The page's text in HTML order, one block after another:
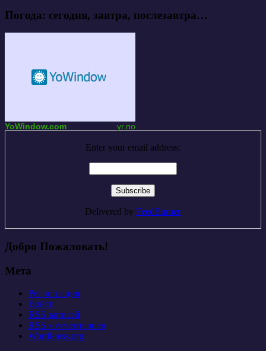
Погода: сегодня, завтра, послезавтра…
YoWindow.com yr.no
Enter your email address:
Delivered byFeedBurner
Добро Пожаловать!
Мета
Регистрация
Войти
RSS записей
RSS комментариев
WordPress.org